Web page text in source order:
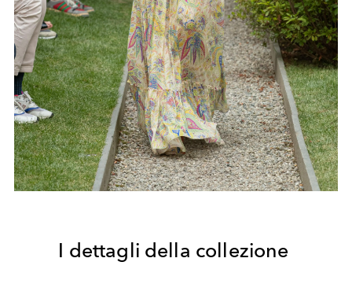
I dettagli della collezione